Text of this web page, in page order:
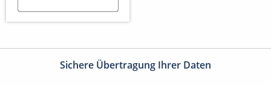
Sichere Übertragung Ihrer Daten